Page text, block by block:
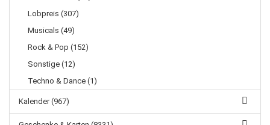
Lobpreis (307)
Musicals (49)
Rock & Pop (152)
Sonstige (12)
Techno & Dance (1)
Kalender (967)